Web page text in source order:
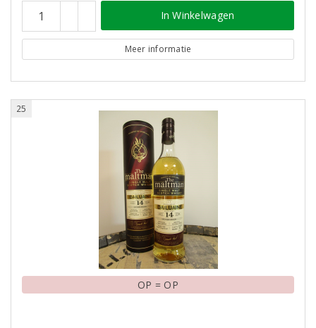
In Winkelwagen
Meer informatie
25
OP = OP